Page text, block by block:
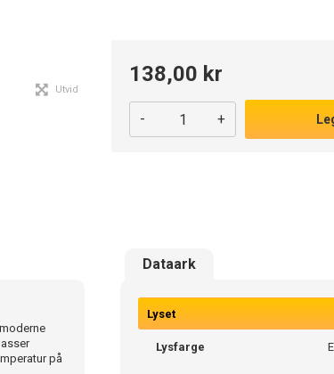
Utvid
138,00 kr
- +
Dataark
på
Lyset
Lysfarge